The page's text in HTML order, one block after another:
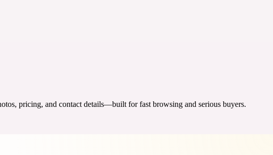
pricing, and contact details—built for fast browsing and serious buyers.